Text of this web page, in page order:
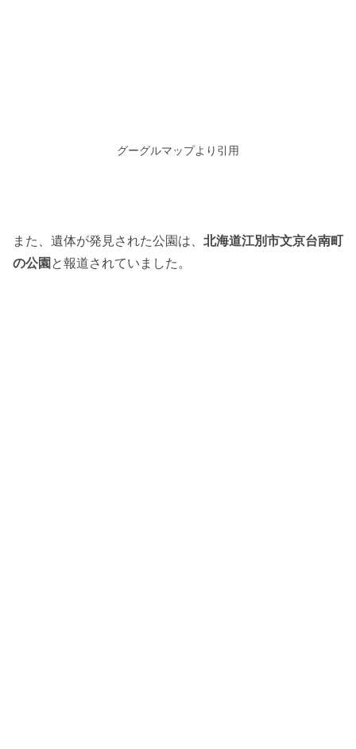
グーグルマップより引用
また、遺体が発見された公園は、 北海道江別市文京台南町
の公園 と報道されていました。